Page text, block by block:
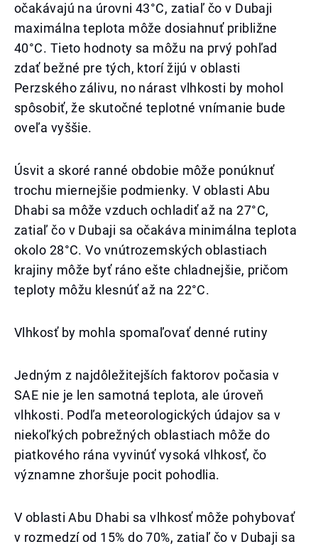
očakávajú na úrovni 43°C, zatiaľ čo v Dubaji
maximálna teplota môže dosiahnuť približne
40°C. Tieto hodnoty sa môžu na prvý pohľad
zdať bežné pre tých, ktorí žijú v oblasti
Perzského zálivu, no nárast vlhkosti by mohol
spôsobiť, že skutočné teplotné vnímanie bude
oveľa vyššie.
Úsvit a skoré ranné obdobie môže ponúknuť
trochu miernejšie podmienky. V oblasti Abu
Dhabi sa môže vzduch ochladiť až na 27°C,
zatiaľ čo v Dubaji sa očakáva minimálna teplota
okolo 28°C. Vo vnútrozemských oblastiach
krajiny môže byť ráno ešte chladnejšie, pričom
teploty môžu klesnúť až na 22°C.
Vlhkosť by mohla spomaľovať denné rutiny
Jedným z najdôležitejších faktorov počasia v
SAE nie je len samotná teplota, ale úroveň
vlhkosti. Podľa meteorologických údajov sa v
niekoľkých pobrežných oblastiach môže do
piatkového rána vyvinúť vysoká vlhkosť, čo
významne zhoršuje pocit pohodlia.
V oblasti Abu Dhabi sa vlhkosť môže pohybovať
v rozmedzí od 15% do 70%, zatiaľ čo v Dubaji sa